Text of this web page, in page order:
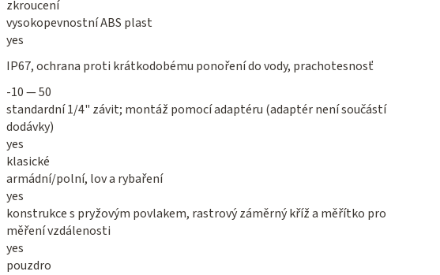
zkroucení
vysokopevnostní ABS plast
yes
IP67, ochrana proti krátkodobému ponoření do vody, prachotesnosť
-10 — 50
standardní 1/4" závit; montáž pomocí adaptéru (adaptér není součástí
dodávky)
yes
klasické
armádní/polní, lov a rybaření
yes
konstrukce s pryžovým povlakem, rastrový záměrný kříž a měřítko pro
měření vzdálenosti
yes
pouzdro